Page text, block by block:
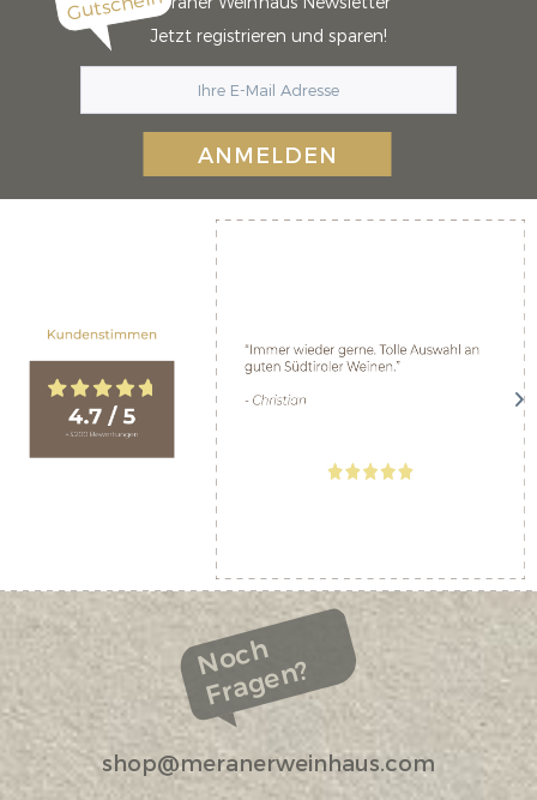
Jetzt registrieren und sparen!
ANMELDEN
Noch
Fragen?
shop@meranerweinhaus.com